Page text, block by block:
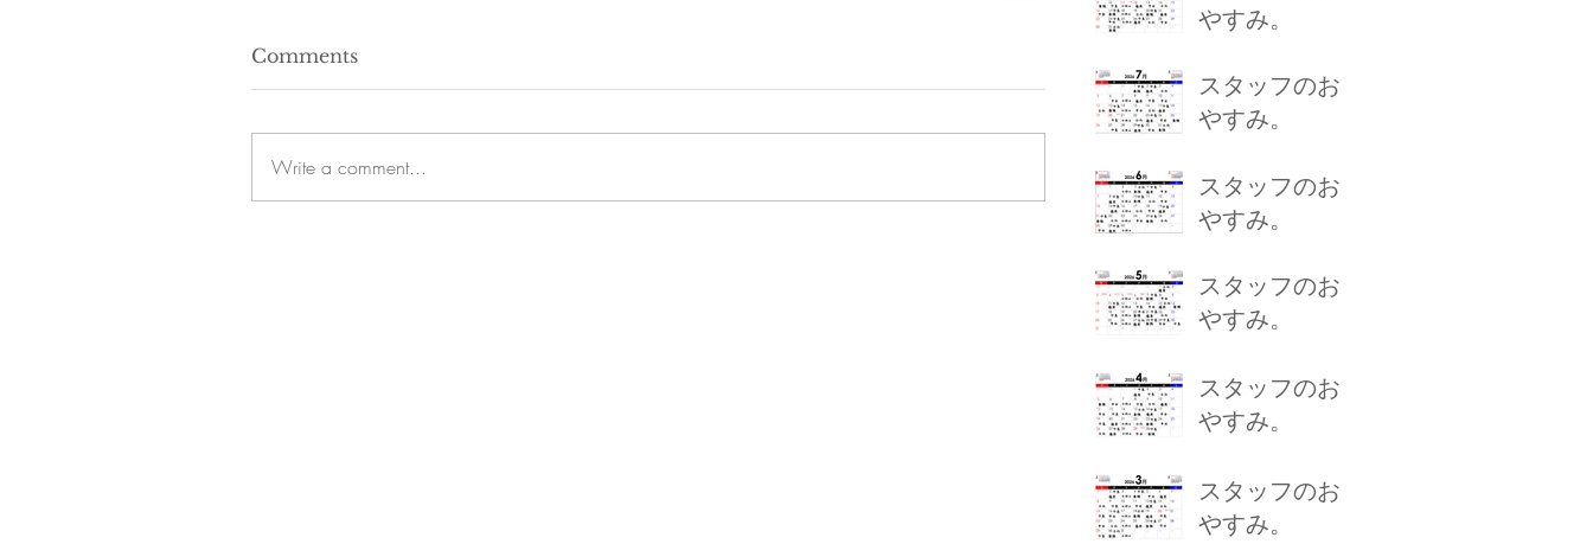
Comments
Write a comment...
やすみ。
スタッフのお
やすみ。
スタッフのお
やすみ。
スタッフのお
やすみ。
スタッフのお
やすみ。
スタッフのお
やすみ。